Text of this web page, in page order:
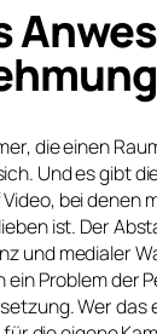
die einen
Und es gibt
bei denen
ist. Der
und medialer
Problem der
Wer das